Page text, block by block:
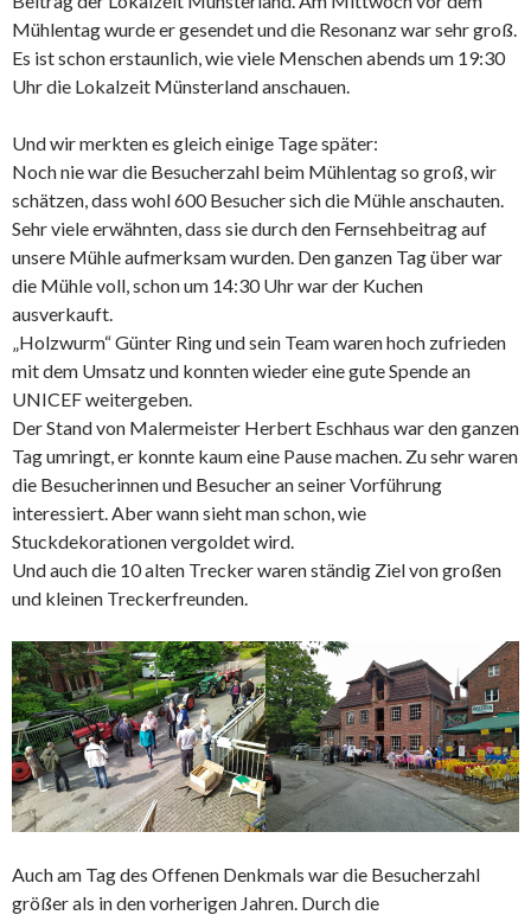
Mühlentag wurde er gesendet und die Resonanz war sehr groß.
Es ist schon erstaunlich, wie viele Menschen abends um 19:30
Uhr die Lokalzeit Münsterland anschauen.
Und wir merkten es gleich einige Tage später:
Noch nie war die Besucherzahl beim Mühlentag so groß, wir
schätzen, dass wohl 600 Besucher sich die Mühle anschauten.
Sehr viele erwähnten, dass sie durch den Fernsehbeitrag auf
unsere Mühle aufmerksam wurden. Den ganzen Tag über war
die Mühle voll, schon um 14:30 Uhr war der Kuchen
ausverkauft.
„Holzwurm“ Günter Ring und sein Team waren hoch zufrieden
mit dem Umsatz und konnten wieder eine gute Spende an
UNICEF weitergeben.
Der Stand von Malermeister Herbert Eschhaus war den ganzen
Tag umringt, er konnte kaum eine Pause machen. Zu sehr waren
die Besucherinnen und Besucher an seiner Vorführung
interessiert. Aber wann sieht man schon, wie
Stuckdekorationen vergoldet wird.
Und auch die 10 alten Trecker waren ständig Ziel von großen
und kleinen Treckerfreunden.
Auch am Tag des Offenen Denkmals war die Besucherzahl
größer als in den vorherigen Jahren. Durch die